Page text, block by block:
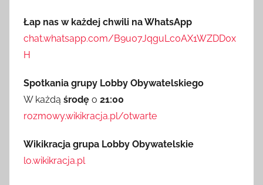
Łap nas w każdej chwili na WhatsApp
chat.whatsapp.com/B9u07JqguLc0AX1WZDD0x
H
Spotkania grupy Lobby Obywatelskiego
W każdą środę o 21:00
rozmowy.wikikracja.pl/otwarte
Wikikracja grupa Lobby Obywatelskie
lo.wikikracja.pl